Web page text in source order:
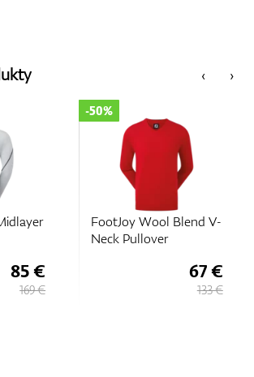
‹ ›
85 €
169 €
FootJoy Wool Blend V-
Neck Pullover
-50%
67 €
133 €